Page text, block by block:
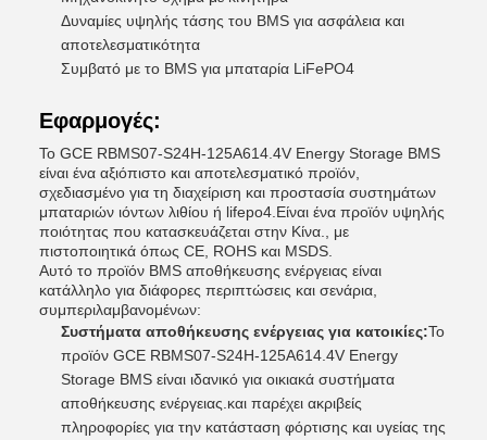
Δυναμίες υψηλής τάσης του BMS για ασφάλεια και
αποτελεσματικότητα
Συμβατό με το BMS για μπαταρία LiFePO4
Εφαρμογές:
Το GCE RBMS07-S24H-125A614.4V Energy Storage BMS
είναι ένα αξιόπιστο και αποτελεσματικό προϊόν,
σχεδιασμένο για τη διαχείριση και προστασία συστημάτων
μπαταριών ιόντων λιθίου ή lifepo4.Είναι ένα προϊόν υψηλής
ποιότητας που κατασκευάζεται στην Κίνα., με
πιστοποιητικά όπως CE, ROHS και MSDS.
Αυτό το προϊόν BMS αποθήκευσης ενέργειας είναι
κατάλληλο για διάφορες περιπτώσεις και σενάρια,
συμπεριλαμβανομένων:
Συστήματα αποθήκευσης ενέργειας για κατοικίες:Το
προϊόν GCE RBMS07-S24H-125A614.4V Energy
Storage BMS είναι ιδανικό για οικιακά συστήματα
αποθήκευσης ενέργειας.και παρέχει ακριβείς
πληροφορίες για την κατάσταση φόρτισης και υγείας της